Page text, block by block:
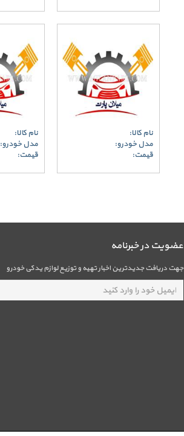
نام کالا:
مدل خودرو:
قیمت:
نام کالا:
مدل خودرو:
قیمت:
عضویت در خبرنامه
جهت دریافت جدیدترین اخبار تهیه و توزیع لوازم یدکی خودرو